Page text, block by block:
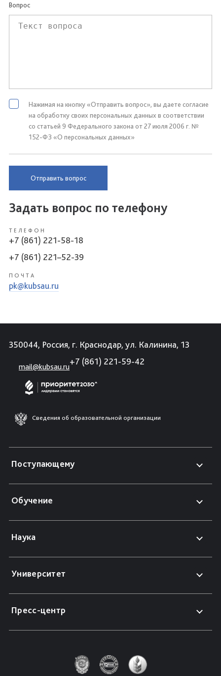
Вопрос
Нажимая на кнопку «Отправить вопрос», вы даете согласие
на обработку своих персональных данных в соответствии
со статьей 9 Федерального закона от 27 июля 2006 г. №
152-ФЗ «О персональных данных»
Отправить вопрос
Задать вопрос по телефону
ТЕЛЕФОН
+7 (861) 221-58-18
+7 (861) 221–52-39
ПОЧТА
pk@kubsau.ru
350044, Россия, г. Краснодар, ул. Калинина, 13
mail@kubsau.ru
+7 (861) 221-59-42
Сведения об образовательной организации
Поступающему
Обучение
Наука
Университет
Пресс-центр